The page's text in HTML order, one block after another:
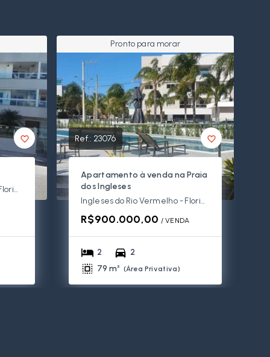
Ingleses do Rio Vermelho - Florianópolis/SC
Pronto para morar
Ref.: 23076
Apartamento à venda na Praia
dos Ingleses
Ingleses do Rio Vermelho - Florianópolis/SC
R$900.000,00 / VENDA
2
2
79 m² (Área Privativa)